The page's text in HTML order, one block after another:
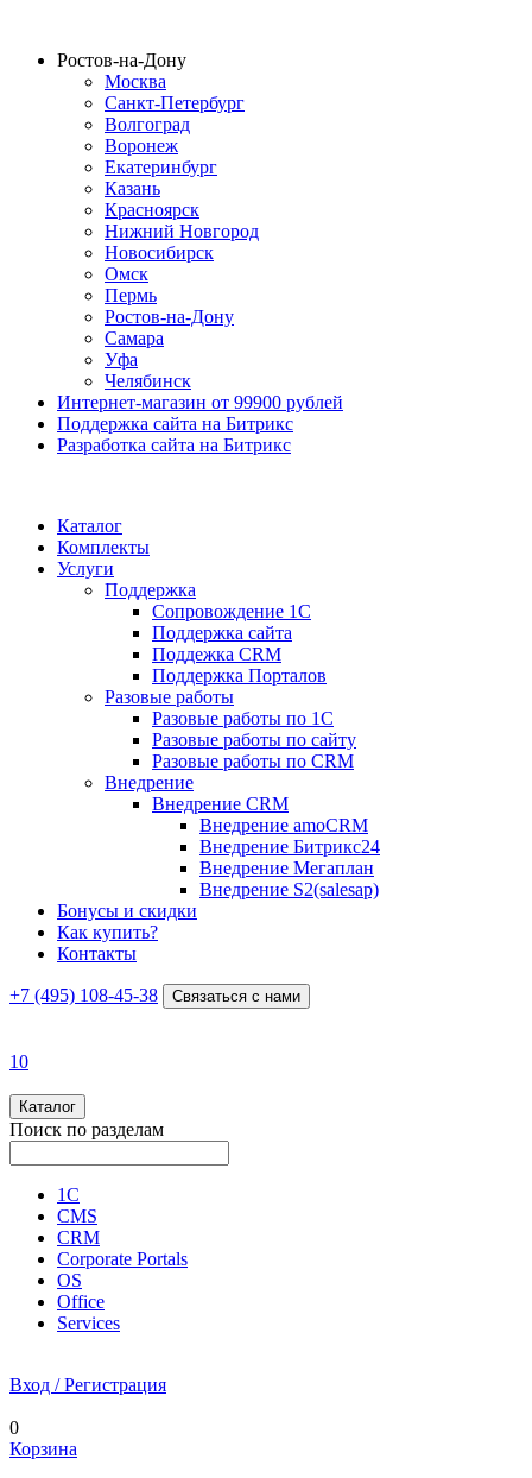
Ростов-на-Дону
Москва
Санкт-Петербург
Волгоград
Воронеж
Екатеринбург
Казань
Красноярск
Нижний Новгород
Новосибирск
Омск
Пермь
Ростов-на-Дону
Самара
Уфа
Челябинск
Интернет-магазин от 99900 рублей
Поддержка сайта на Битрикс
Разработка сайта на Битрикс
Каталог
Комплекты
Услуги
Поддержка
Сопровождение 1С
Поддержка сайта
Поддежка CRM
Поддержка Порталов
Разовые работы
Разовые работы по 1С
Разовые работы по сайту
Разовые работы по CRM
Внедрение
Внедрение CRM
Внедрение amoCRM
Внедрение Битрикс24
Внедрение Мегаплан
Внедрение S2(salesap)
Бонусы и скидки
Как купить?
Контакты
+7 (495) 108-45-38 Связаться с нами
10
Каталог
Поиск по разделам
1С
CMS
CRM
Corporate Portals
OS
Office
Services
Вход / Регистрация
0
Корзина